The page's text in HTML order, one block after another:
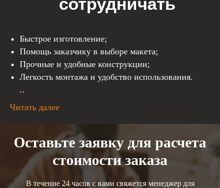
Быстрое изготовление;
Помощь заказчику в выборе макета;
Прочные и удобные конструкции;
Легкость монтажа и удобство использования.
..
Читать далее
Оставьте заявку для расчета
стоимости заказа
В течение 24 часов с вами свяжется менеджер для